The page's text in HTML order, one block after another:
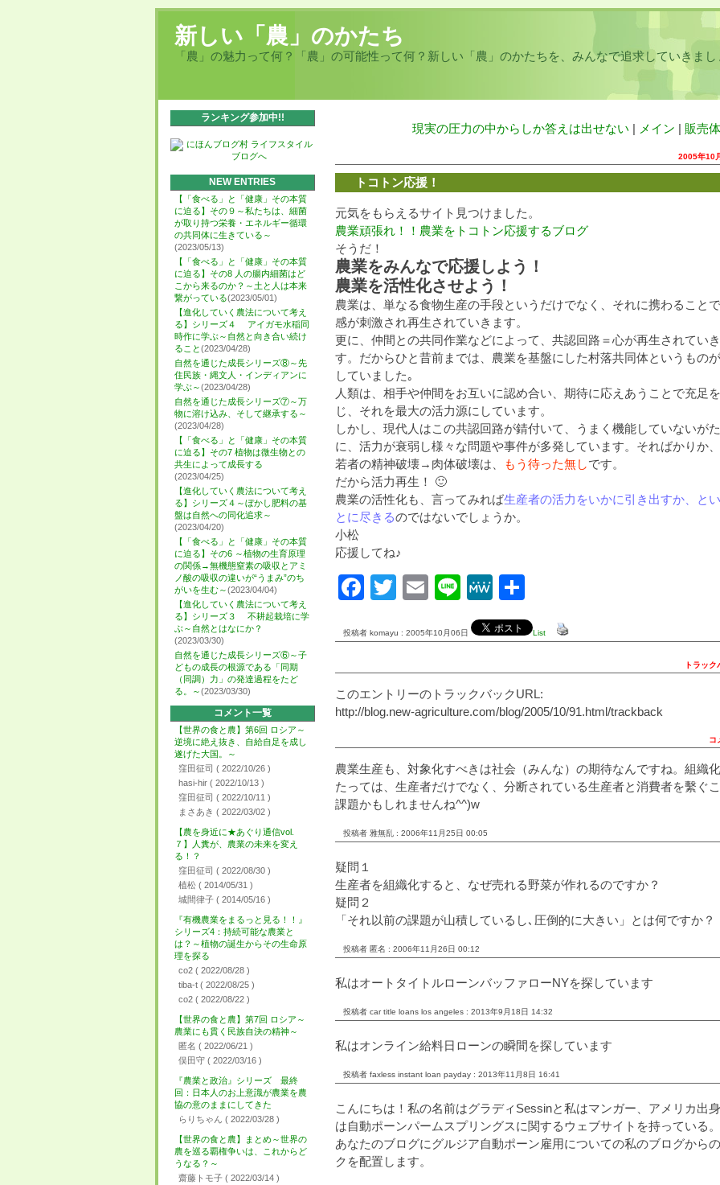
新しい「農」のかたち
「農」の魅力って何？「農」の可能性って何？新しい「農」のかたちを、みんなで追求していきまし
ランキング参加中!!
NEW ENTRIES
【「食べる」と「健康」その本質
に迫る】その９～私たちは、細菌
が取り持つ栄養・エネルギー循環
の共同体に生きている～
(2023/05/13)
【「食べる」と「健康」その本質
に迫る】その8 人の腸内細菌はど
こから来るのか？～土と人は本来
繋がっている(2023/05/01)
【進化していく農法について考え
る】シリーズ４ アイガモ水稲同
時作に学ぶ～自然と向き合い続け
ること(2023/04/28)
自然を通じた成長シリーズ⑧～先
住民族・縄文人・インディアンに
学ぶ～(2023/04/28)
自然を通じた成長シリーズ⑦～万
物に溶け込み、そして継承する～
(2023/04/28)
【「食べる」と「健康」その本質
に迫る】その7 植物は微生物との
共生によって成長する
(2023/04/25)
【進化していく農法について考え
る】シリーズ４～ぼかし肥料の基
盤は自然への同化追求～
(2023/04/20)
【「食べる」と「健康」その本質
に迫る】その6 ～植物の生育原理
の関係→無機態窒素の吸収とアミ
ノ酸の吸収の違いが“うまみ”のち
がいを生む～(2023/04/04)
【進化していく農法について考え
る】シリーズ３ 不耕起栽培に学
ぶ～自然とはなにか？
(2023/03/30)
自然を通じた成長シリーズ⑥～子
どもの成長の根源である「同期
（同調）力」の発達過程をたど
る。～(2023/03/30)
コメント一覧
【世界の食と農】第6回 ロシア～
逆境に絶え抜き、自給自足を成し
遂げた大国。～
窪田征司 ( 2022/10/26 )
hasi-hir ( 2022/10/13 )
窪田征司 ( 2022/10/11 )
まさあき ( 2022/03/02 )
【農を身近に★あぐり通信vol.
７】人糞が、農業の未来を変え
る！？
窪田征司 ( 2022/08/30 )
植松 ( 2014/05/31 )
城間律子 ( 2014/05/16 )
『有機農業をまるっと見る！！』
シリーズ4：持続可能な農業と
は？～植物の誕生からその生命原
理を探る
co2 ( 2022/08/28 )
tiba-t ( 2022/08/25 )
co2 ( 2022/08/22 )
【世界の食と農】第7回 ロシア～
農業にも貫く民族自決の精神～
匿名 ( 2022/06/21 )
俣田守 ( 2022/03/16 )
『農業と政治』シリーズ 最終
回：日本人のお上意識が農業を農
協の意のままにしてきた
らりちゃん ( 2022/03/28 )
【世界の食と農】まとめ～世界の
農を巡る覇権争いは、これからど
うなる？～
齋藤トモ子 ( 2022/03/14 )
現実の圧力の中からしか答えは出せない | メイン | 販売
2005年10
トコトン応援！
元気をもらえるサイト見つけました。
農業頑張れ！！農業をトコトン応援するブログ
そうだ！
農業をみんなで応援しよう！
農業を活性化させよう！
農業は、単なる食物生産の手段というだけでなく、それに携わること
感が刺激され再生されていきます。
更に、仲間との共同作業などによって、共認回路＝心が再生されてい
す。だからひと昔前までは、農業を基盤にした村落共同体というもの
していました｡
人類は、相手や仲間をお互いに認め合い、期待に応えあうことで充足
じ、それを最大の活力源にしています。
しかし、現代人はこの共認回路が錆付いて、うまく機能していないが
に、活力が衰弱し様々な問題や事件が多発しています。そればかりか
若者の精神破壊→肉体破壊は、
もう待った無しです。
だから活力再生！ 🙂
農業の活性化も、言ってみれば生産者の活力をいかに引き出すか、と
とに尽きるのではないでしょうか。
小松
応援してね♪
Facebook
Twitter
EmailLineMeWe
有
投稿者 komayu : 2005年10月06日 List
トラック
このエントリーのトラックバックURL:
http://blog.new-agriculture.com/blog/2005/10/91.html/trackback
コ
農業生産も、対象化すべきは社会（みんな）の期待なんですね。組織
たっては、生産者だけでなく、分断されている生産者と消費者を繫ぐ
課題かもしれませんね^^)w
投稿者 雅無乱 : 2006年11月25日 00:05
疑問１
生産者を組織化すると、なぜ売れる野菜が作れるのですか？
疑問２
「それ以前の課題が山積しているし､圧倒的に大きい」とは何ですか？
投稿者 匿名 : 2006年11月26日 00:12
私はオートタイトルローンバッファローNYを探しています
投稿者 car title loans los angeles : 2013年9月18日 14:32
私はオンライン給料日ローンの瞬間を探しています
投稿者 faxless instant loan payday : 2013年11月8日 16:41
こんにちは！私の名前はグラディSessinと私はマンガー、アメリカ出
は自動ポーンパームスプリングスに関するウェブサイトを持っている
あなたのブログにグルジア自動ポーン雇用についての私のブログから
クを配置します。